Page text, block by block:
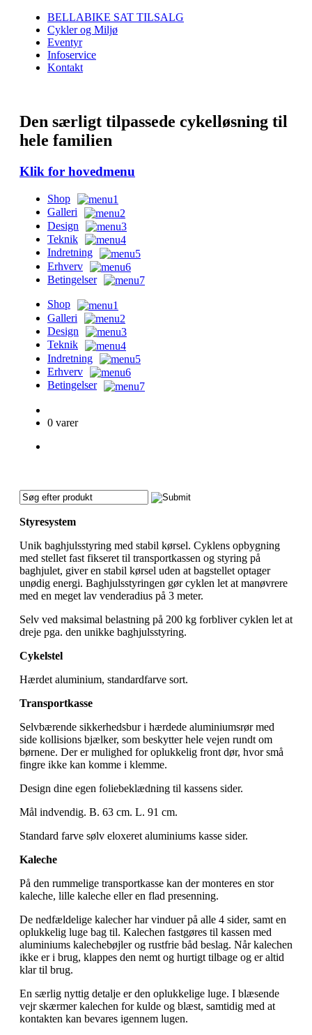
BELLABIKE SAT TILSALG
Cykler og Miljø
Eventyr
Infoservice
Kontakt
Den særligt tilpassede cykelløsning til
hele familien
Klik for hovedmenu
Shop
Galleri
Design
Teknik
Indretning
Erhverv
Betingelser
Shop
Galleri
Design
Teknik
Indretning
Erhverv
Betingelser
0 varer
Styresystem
Unik baghjulsstyring med stabil kørsel. Cyklens opbygning
med stellet fast fikseret til transportkassen og styring på
baghjulet, giver en stabil kørsel uden at bagstellet optager
unødig energi. Baghjulsstyringen gør cyklen let at manøvrere
med en meget lav venderadius på 3 meter.
Selv ved maksimal belastning på 200 kg forbliver cyklen let at
dreje pga. den unikke baghjulsstyring.
Cykelstel
Hærdet aluminium, standardfarve sort.
Transportkasse
Selvbærende sikkerhedsbur i hærdede aluminiumsrør med
side kollisions bjælker, som beskytter hele vejen rundt om
børnene. Der er mulighed for oplukkelig front dør, hvor små
fingre ikke kan komme i klemme.
Design dine egen foliebeklædning til kassens sider.
Mål indvendig. B. 63 cm. L. 91 cm.
Standard farve sølv eloxeret aluminiums kasse sider.
Kaleche
På den rummelige transportkasse kan der monteres en stor
kaleche, lille kaleche eller en flad presenning.
De nedfældelige kalecher har vinduer på alle 4 sider, samt en
oplukkelig luge bag til. Kalechen fastgøres til kassen med
aluminiums kalechebøjler og rustfrie båd beslag. Når kalechen
ikke er i brug, klappes den nemt og hurtigt tilbage og er altid
klar til brug.
En særlig nyttig detalje er den oplukkelige luge. I blæsende
vejr skærmer kalechen for kulde og blæst, samtidig med at
kontakten kan bevares igennem lugen.